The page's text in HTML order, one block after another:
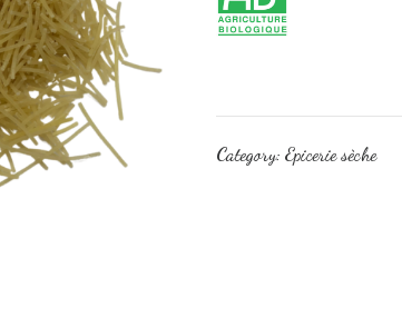
Category: Epicerie sèche